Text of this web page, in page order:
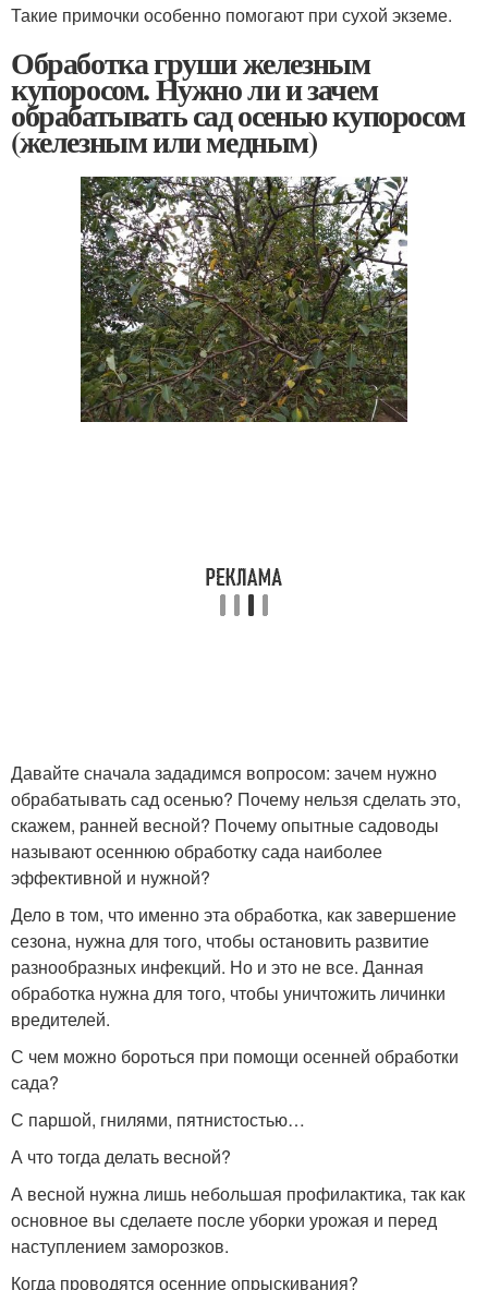
Такие примочки особенно помогают при сухой экземе.
Обработка груши железным
купоросом. Нужно ли и зачем
обрабатывать сад осенью купоросом
(железным или медным)
Давайте сначала зададимся вопросом: зачем нужно
обрабатывать сад осенью? Почему нельзя сделать это,
скажем, ранней весной? Почему опытные садоводы
называют осеннюю обработку сада наиболее
эффективной и нужной?
Дело в том, что именно эта обработка, как завершение
сезона, нужна для того, чтобы остановить развитие
разнообразных инфекций. Но и это не все. Данная
обработка нужна для того, чтобы уничтожить личинки
вредителей.
С чем можно бороться при помощи осенней обработки
сада?
С паршой, гнилями, пятнистостью…
А что тогда делать весной?
А весной нужна лишь небольшая профилактика, так как
основное вы сделаете после уборки урожая и перед
наступлением заморозков.
Когда проводятся осенние опрыскивания?